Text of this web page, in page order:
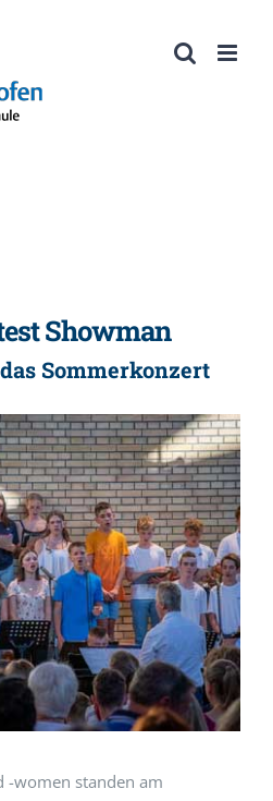
Showman
Sommerkonzert
-women standen am